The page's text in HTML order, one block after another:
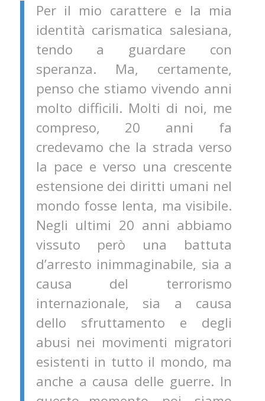
Per il mio carattere e la mia
identità carismatica salesiana,
tendo a guardare con
speranza. Ma, certamente,
penso che stiamo vivendo anni
molto difficili. Molti di noi, me
compreso, 20 anni fa
credevamo che la strada verso
la pace e verso una crescente
estensione dei diritti umani nel
mondo fosse lenta, ma visibile.
Negli ultimi 20 anni abbiamo
vissuto però una battuta
d’arresto inimmaginabile, sia a
causa del terrorismo
internazionale, sia a causa
dello sfruttamento e degli
abusi nei movimenti migratori
esistenti in tutto il mondo, ma
anche a causa delle guerre. In